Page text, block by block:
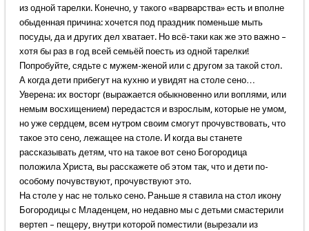
из одной тарелки. Конечно, у такого «варварства» есть и вполне
обыденная причина: хочется под праздник поменьше мыть
посуды, да и других дел хватает. Но всё-таки как же это важно –
хотя бы раз в год всей семьёй поесть из одной тарелки!
Попробуйте, сядьте с мужем-женой или с другом за такой стол.
А когда дети прибегут на кухню и увидят на столе сено…
Уверена: их восторг (выражается обыкновенно или воплями, или
немым восхищением) передастся и взрослым, которые не умом,
но уже сердцем, всем нутром своим смогут прочувствовать, что
такое это сено, лежащее на столе. И когда вы станете
рассказывать детям, что на такое вот сено Богородица
положила Христа, вы расскажете об этом так, что и дети по-
особому почувствуют, прочувствуют это.
На столе у нас не только сено. Раньше я ставила на стол икону
Богородицы с Младенцем, но недавно мы с детьми смастерили
вертеп – пещеру, внутри которой поместили (вырезали из